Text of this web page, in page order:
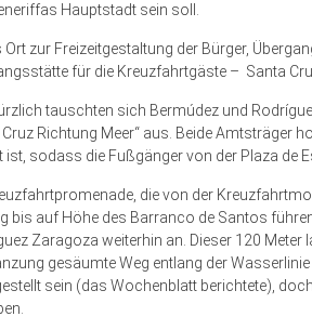
Hauptstadt sein soll.
Ort zur Freizeitgestaltung der Bürger,
für die Kreuzfahrtgäste – Santa
tauschten sich Bermúdez und
Richtung Meer“ aus. Beide Amtsträger
ist, sodass die Fußgänger von der Plaza de
die von der
bis auf Höhe des Barranco de Santos
Zaragoza weiterhin an. Dieser 120
gesäumte Weg entlang der
sein (das Wochenblatt berichtete),